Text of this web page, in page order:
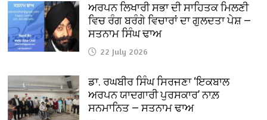
ਅਰਪਨ ਲਿਖਾਰੀ ਸਭਾ ਦੀ ਸਾਹਿਤਕ ਮਿਲਣੀ
ਵਿਚ ਰੰਗ ਬਰੰਗੇ ਵਿਚਾਰਾਂ ਦਾ ਗੁਲਦਤਾ ਪੇਸ਼ —
ਸਤਨਾਮ ਸਿੰਘ ਢਾਅ
22 July 2026
ਡਾ. ਰਘਬੀਰ ਸਿੰਘ ਸਿਰਜਣਾ ‘ਇਕਬਾਲ
ਅਰਪਨ ਯਾਦਗਾਰੀ ਪੁਰਸਕਾਰ’ ਨਾਲ਼
ਸਨਮਾਨਿਤ — ਸਤਨਾਮ ਢਾਅ